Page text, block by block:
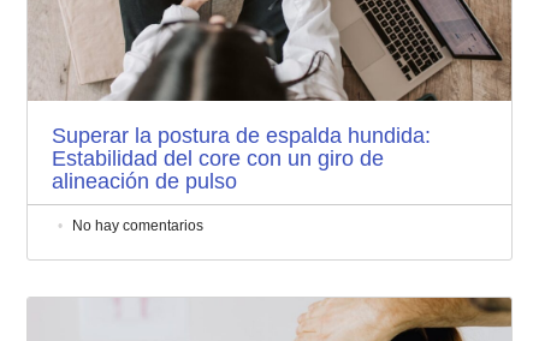
Superar la postura de espalda hundida:
Estabilidad del core con un giro de
alineación de pulso
No hay comentarios